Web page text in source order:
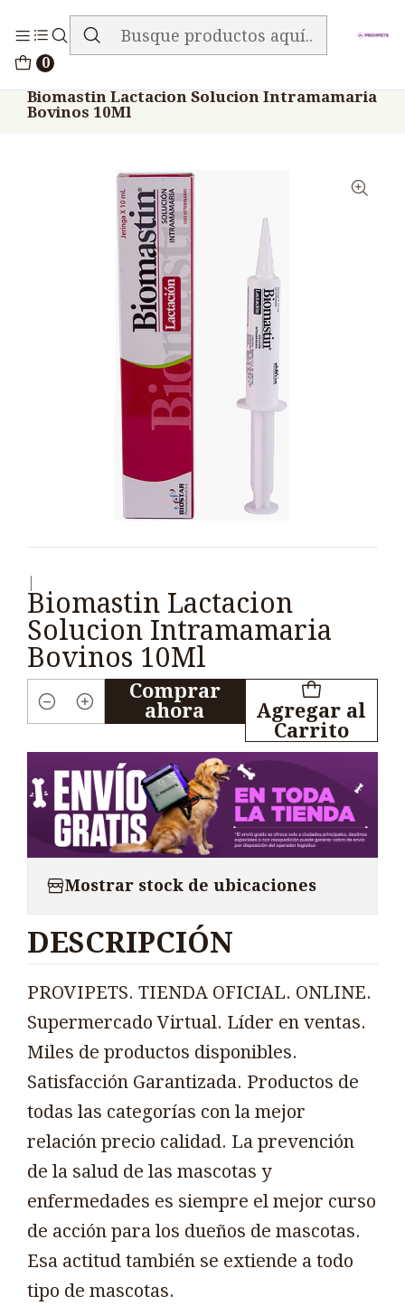
0
ENVIO GRATIS EN TODA LA TIENDA
Biomastin Lactacion Solucion Intramamaria
Bovinos 10Ml
Biomastin Lactacion
Solucion Intramamaria
Bovinos 10Ml
Cantidad
Agregar al
Carrito
Comprar
ahora
Mostrar stock de ubicaciones
DESCRIPCIÓN
PROVIPETS. TIENDA OFICIAL. ONLINE.
Supermercado Virtual. Líder en ventas.
Miles de productos disponibles.
Satisfacción Garantizada. Productos de
todas las categorías con la mejor
relación precio calidad. La prevención
de la salud de las mascotas y
enfermedades es siempre el mejor curso
de acción para los dueños de mascotas.
Esa actitud también se extiende a todo
tipo de mascotas.